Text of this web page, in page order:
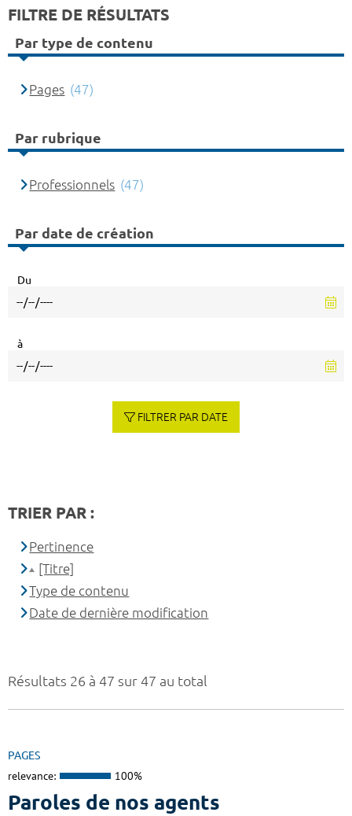
Résultats 26 à 47 sur 47 au total
PAGES
relevance: 100%
Paroles de nos agents
FILTRE DE RÉSULTATS
Par type de contenu
Pages (47)
Par rubrique
Professionnels (47)
Par date de création
Du
à
FILTRER PAR DATE
TRIER PAR :
Pertinence
[Titre]
Type de contenu
Date de dernière modification